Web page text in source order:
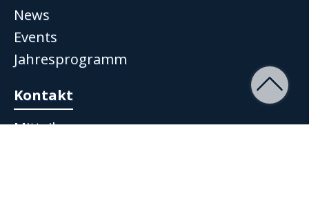
News
Events
Jahresprogramm
Kontakt
Mitteilung